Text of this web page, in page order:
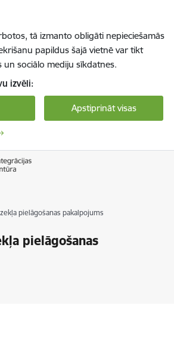
tā izmanto obligāti nepieciešamās
papildus šajā vietnē var tikt
un sociālo mediju sīkdatnes.
izvēli:
Apstiprināt visas
pielāgošanas pakalpojums
pielāgošanas